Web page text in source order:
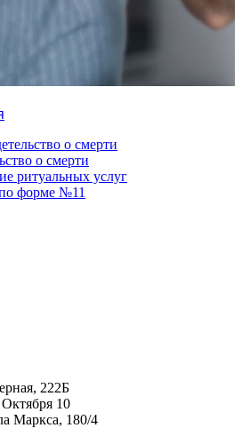
о смерти
о смерти
ритуальных услуг
форме №11
222Б
10
Маркса, 180/4